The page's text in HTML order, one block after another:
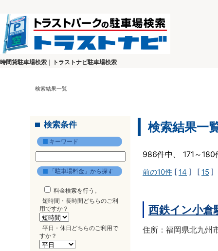
時間貸駐車場検索｜トラストナビ駐車場検索
検索結果一覧
検索条件
キーワード
「駐車場料金」から探す
料金検索を行う。
短時間・長時間どちらのご利
用ですか？
平日・休日どちらのご利用で
すか？
検索結果一
986件中、 171～
前の10件 [ 14 ] [ 15 ]
西鉄イン小倉
住所：福岡県北九州